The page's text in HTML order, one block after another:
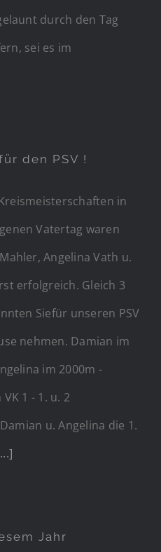
durch den Tag
sei es im
den PSV !
in
Vatertag waren
Angelina Vath u.
erfolgreich. Gleich 3
Siefür unseren PSV
nehmen. Damian im
im 2000m -
1 - 1. u. 2
u. Angelina die 1.
Jahr